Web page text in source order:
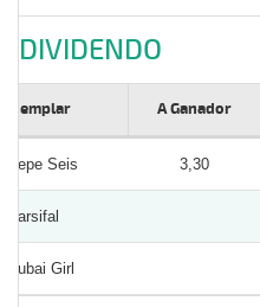
DIVIDENDO
Ejemplar A Ganador
Pepe Seis 3,30
Parsifal
Dubai Girl